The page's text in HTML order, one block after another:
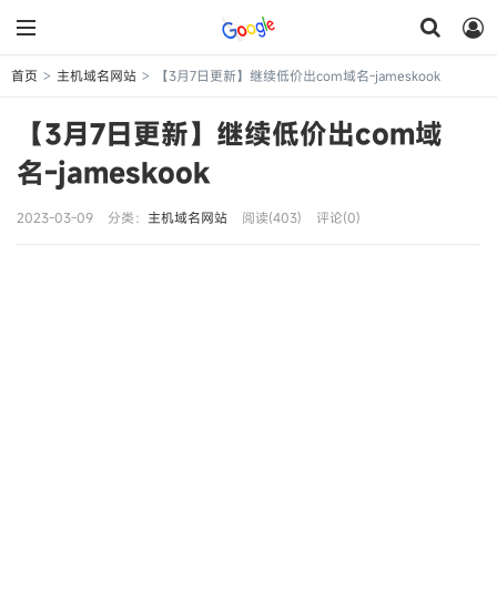
首页 > 主机域名网站 > 【3月7日更新】继续低价出com域名-jameskook
【3月7日更新】继续低价出com域
名-jameskook
2023-03-09 分类： 主机域名网站 阅读(403) 评论(0)